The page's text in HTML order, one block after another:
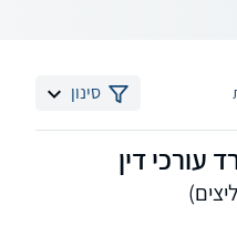
סינון
עורכי דין